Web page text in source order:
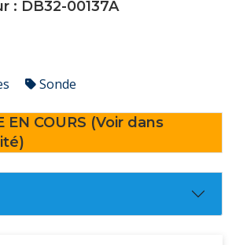
: DB32-00137A
Sonde
EN COURS (Voir dans